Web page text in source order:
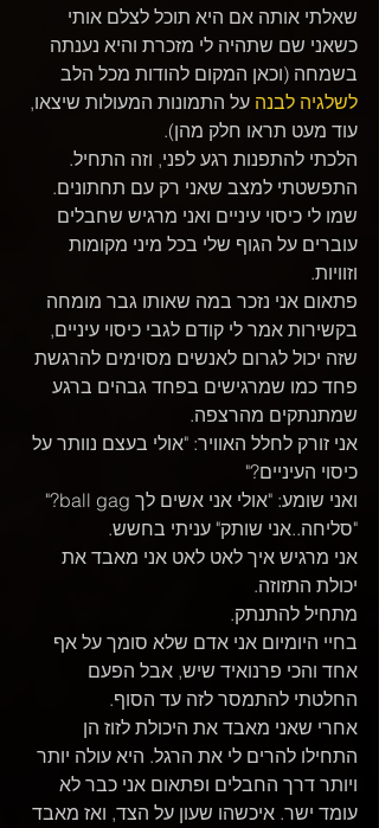
שאלתי אותה אם היא תוכל לצלם אותי
כשאני שם שתהיה לי מזכרת והיא נענתה
בשמחה (וכאן המקום להודות מכל הלב
לשלגיה לבנה על התמונות המעולות שיצאו,
עוד מעט תראו חלק מהן).
הלכתי להתפנות רגע לפני, וזה התחיל.
התפשטתי למצב שאני רק עם תחתונים.
שמו לי כיסוי עיניים ואני מרגיש שחבלים
עוברים על הגוף שלי בכל מיני מקומות
וזוויות.
פתאום אני נזכר במה שאותו גבר מומחה
בקשירות אמר לי קודם לגבי כיסוי עיניים,
שזה יכול לגרום לאנשים מסוימים להרגשת
פחד כמו שמרגישים בפחד גבהים ברגע
שמתנתקים מהרצפה.
אני זורק לחלל האוויר: "אולי בעצם נוותר על
כיסוי העיניים?"
ואני שומע: "אולי אני אשים לך ball gag?"
"סליחה..אני שותק" עניתי בחשש.
אני מרגיש איך לאט לאט אני מאבד את
יכולת התזוזה.
מתחיל להתנתק.
בחיי היומיום אני אדם שלא סומך על אף
אחד והכי פרנואיד שיש, אבל הפעם
החלטתי להתמסר לזה עד הסוף.
אחרי שאני מאבד את היכולת לזוז הן
התחילו להרים לי את הרגל. היא עולה יותר
ויותר דרך החבלים ופתאום אני כבר לא
עומד ישר. איכשהו שעון על הצד, ואז מאבד